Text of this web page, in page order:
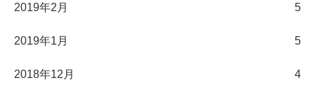
2019年2月 5
2019年1月 5
2018年12月 4